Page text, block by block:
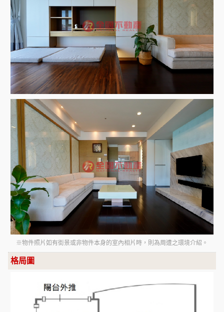
※物件照片如有街景或非物件本身的室內相片時，則為周遭之環境介紹。
格局圖